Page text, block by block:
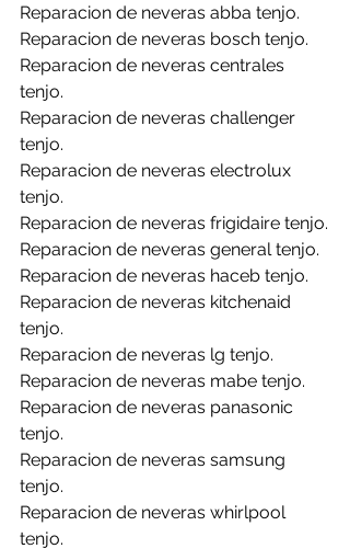
Reparacion de neveras abba tenjo.
Reparacion de neveras bosch tenjo.
Reparacion de neveras centrales
tenjo.
Reparacion de neveras challenger
tenjo.
Reparacion de neveras electrolux
tenjo.
Reparacion de neveras frigidaire tenjo.
Reparacion de neveras general tenjo.
Reparacion de neveras haceb tenjo.
Reparacion de neveras kitchenaid
tenjo.
Reparacion de neveras lg tenjo.
Reparacion de neveras mabe tenjo.
Reparacion de neveras panasonic
tenjo.
Reparacion de neveras samsung
tenjo.
Reparacion de neveras whirlpool
tenjo.